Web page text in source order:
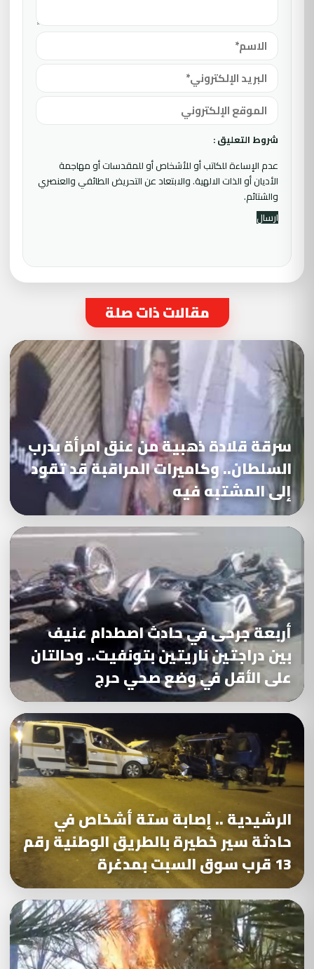
شروط التعليق :
عدم الإساءة للكاتب أو للأشخاص أو للمقدسات أو مهاجمة
الأديان أو الذات الالهية. والابتعاد عن التحريض الطائفي والعنصري
والشتائم.
مقالات ذات صلة
سرقة قلادة ذهبية من عنق امرأة بدرب
السلطان.. وكاميرات المراقبة قد تقود
إلى المشتبه فيه
أربعة جرحى في حادث اصطدام عنيف
بين دراجتين ناريتين بتونفيت.. وحالتان
على الأقل في وضع صحي حرج
الرشيدية .. إصابة ستة أشخاص في
حادثة سير خطيرة بالطريق الوطنية رقم
13 قرب سوق السبت بمدغرة